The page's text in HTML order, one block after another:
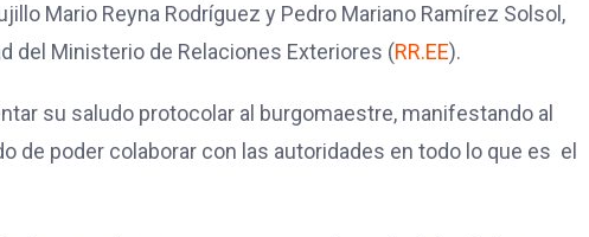
Mario Reyna Rodríguez y Pedro Mariano Ramírez Solsol,
del Ministerio de Relaciones Exteriores (RR.EE).
su saludo protocolar al burgomaestre, manifestando al
de poder colaborar con las autoridades en todo lo que es el